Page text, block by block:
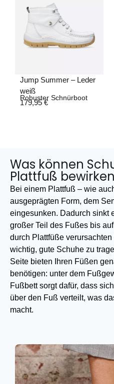
Jump Summer – Leder
weiß
Robuster Schnürboot
179,95€
Was können
Plattfuß
Bei einem Plattfuß – wie
ausgeprägten Form, dem
eingesunken. Dadurch sinkt
großer Teil des Fußes bis
durch Plattfüße
wichtig, gute Schuhe zu
Seite bieten Ihren Füßen
benötigen: unter dem
Fußbett sorgt dafür, dass
über den Fuß verteilt, was
macht.